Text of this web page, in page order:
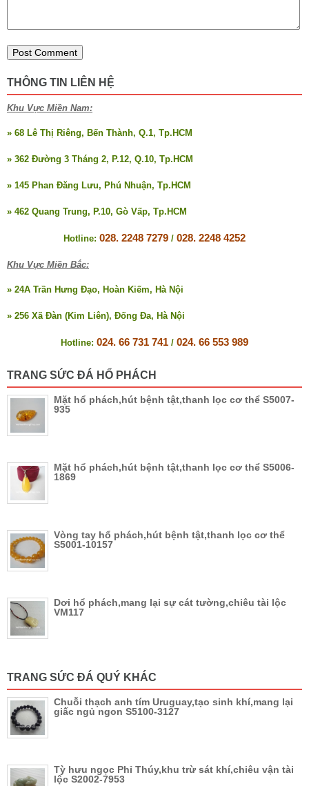
THÔNG TIN LIÊN HỆ
Khu Vực Miền Nam:
» 68 Lê Thị Riêng, Bến Thành, Q.1, Tp.HCM
» 362 Đường 3 Tháng 2, P.12, Q.10, Tp.HCM
» 145 Phan Đăng Lưu, Phú Nhuận, Tp.HCM
» 462 Quang Trung, P.10, Gò Vấp, Tp.HCM
Hotline: 028. 2248 7279 / 028. 2248 4252
Khu Vực Miền Bắc:
» 24A Trần Hưng Đạo, Hoàn Kiếm, Hà Nội
» 256 Xã Đàn (Kim Liên), Đống Đa, Hà Nội
Hotline: 024. 66 731 741 / 024. 66 553 989
TRANG SỨC ĐÁ HỔ PHÁCH
Mặt hổ phách,hút bệnh tật,thanh lọc cơ thể S5007-
935
Mặt hổ phách,hút bệnh tật,thanh lọc cơ thể S5006-
1869
Vòng tay hổ phách,hút bệnh tật,thanh lọc cơ thể
S5001-10157
Dơi hổ phách,mang lại sự cát tường,chiêu tài lộc
VM117
TRANG SỨC ĐÁ QUÝ KHÁC
Chuỗi thạch anh tím Uruguay,tạo sinh khí,mang lại
giấc ngủ ngon S5100-3127
Tỳ hưu ngọc Phỉ Thúy,khu trừ sát khí,chiêu vận tài
lộc S2002-7953